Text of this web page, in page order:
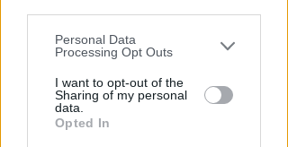
You may separately opt-out of the further
disclosure of your personal information
by third parties on the IAB’s list of
downstream participants.
Personal Data
Processing Opt Outs
I want to opt-out of the
Sharing of my personal
data.
Opted In
OLTRE MILLE METRI
Nuova casa per i gatti dell'ex
caserma. Saranno trasferiti in
via Feleto